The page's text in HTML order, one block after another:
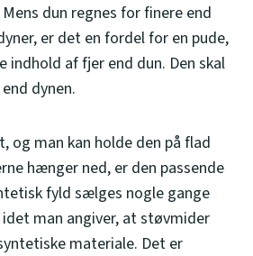
dun regnes for finere end
er det en fordel for en pude,
indhold af fjer end dun. Den skal
dynen.
og man kan holde den på flad
hænger ned, er den passende
fyld sælges nogle gange
man angiver, at støvmider
materiale. Det er